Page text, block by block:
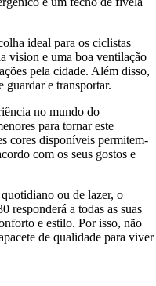
ideal para os ciclistas
vision e uma boa ventilação
pela cidade. Além disso,
guardar e transportar.
no mundo do
para tornar este
cores disponíveis permitem-
com os seus gostos e
ou de lazer, o
responderá a todas as suas
e estilo. Por isso, não
de qualidade para viver